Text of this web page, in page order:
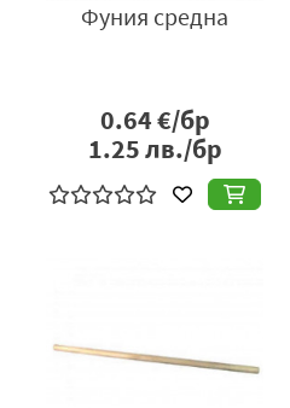
Фуния средна
0.64€/бр
1.25лв./бр